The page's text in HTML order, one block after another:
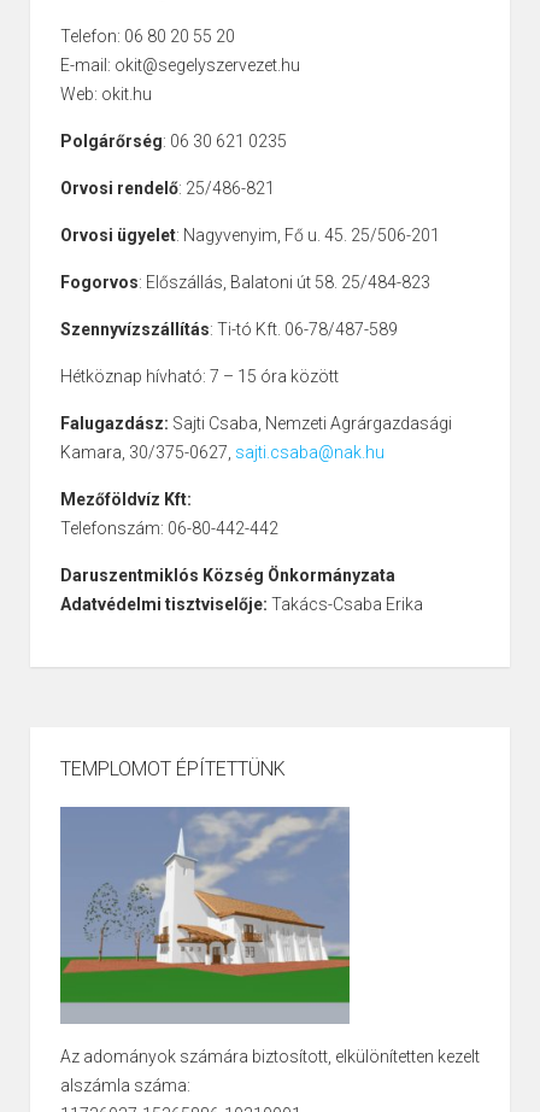
Telefon: 06 80 20 55 20
E-mail: okit@segelyszervezet.hu
Web: okit.hu
Polgárőrség: 06 30 621 0235
Orvosi rendelő: 25/486-821
Orvosi ügyelet: Nagyvenyim, Fő u. 45. 25/506-201
Fogorvos: Előszállás, Balatoni út 58. 25/484-823
Szennyvízszállítás: Ti-tó Kft. 06-78/487-589
Hétköznap hívható: 7 – 15 óra között
Falugazdász: Sajti Csaba, Nemzeti Agrárgazdasági
Kamara, 30/375-0627, sajti.csaba@nak.hu
Mezőföldvíz Kft:
Telefonszám: 06-80-442-442
Daruszentmiklós Község Önkormányzata
Adatvédelmi tisztviselője: Takács-Csaba Erika
TEMPLOMOT ÉPÍTETTÜNK
Az adományok számára biztosított, elkülönítetten kezelt
alszámla száma: